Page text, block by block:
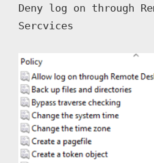
Deny log on through
Sercvices